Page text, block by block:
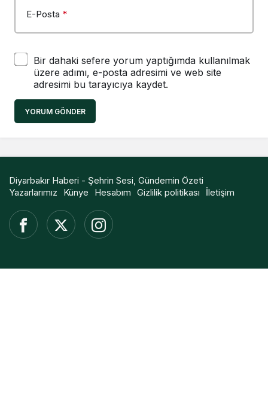
E-Posta *
Bir dahaki sefere yorum yaptığımda kullanılmak
üzere adımı, e-posta adresimi ve web site
adresimi bu tarayıcıya kaydet.
YORUM GÖNDER
Diyarbakır Haberi - Şehrin Sesi, Gündemin Özeti
Yazarlarımız
Künye Hesabım Gizlilik politikası İletişim